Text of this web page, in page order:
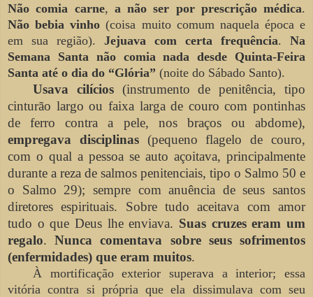
Não comia carne, a não ser por prescrição médica.
Não bebia vinho (coisa muito comum naquela época e
em sua região). Jejuava com certa frequência. Na
Semana Santa não comia nada desde Quinta-Feira
Santa até o dia do “Glória” (noite do Sábado Santo).
Usava cilícios(instrumento de penitência, tipo
cinturão largo ou faixa larga de couro com pontinhas
de ferro contra a pele, nos braços ou abdome),
empregava disciplinas(pequeno flagelo de couro,
com o qual a pessoa se auto açoitava, principalmente
durante a reza de salmos penitenciais, tipo o Salmo 50 e
o Salmo 29); sempre com anuência de seus santos
diretores espirituais. Sobre tudo aceitava com amor
tudo o que Deus lhe enviava. Suas cruzes eram um
regalo.Nunca comentava sobre seus sofrimentos
(enfermidades) que eram muitos.
À mortificação exterior superava a interior; essa
vitória contra si própria que ela dissimulava com seu